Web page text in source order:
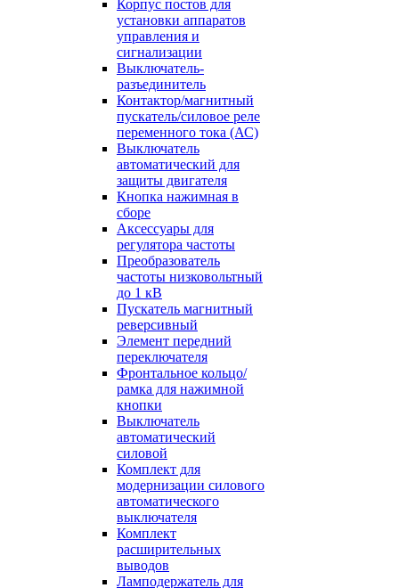
Корпус постов для
установки аппаратов
управления и
сигнализации
Выключатель-
разъединитель
Контактор/магнитный
пускатель/силовое реле
переменного тока (АС)
Выключатель
автоматический для
защиты двигателя
Кнопка нажимная в
сборе
Аксессуары для
регулятора частоты
Преобразователь
частоты низковольтный
до 1 кВ
Пускатель магнитный
реверсивный
Элемент передний
переключателя
Фронтальное кольцо/
рамка для нажимной
кнопки
Выключатель
автоматический
силовой
Комплект для
модернизации силового
автоматического
выключателя
Комплект
расширительных
выводов
Ламподержатель для